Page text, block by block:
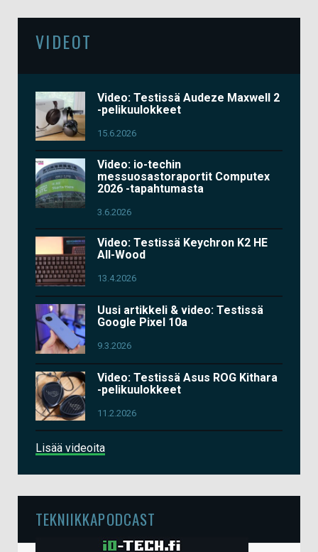
VIDEOT
Video: Testissä Audeze Maxwell 2
-pelikuulokkeet
15.6.2026
Video: io-techin
messuosastoraportit Computex
2026 -tapahtumasta
3.6.2026
Video: Testissä Keychron K2 HE
All-Wood
13.4.2026
Uusi artikkeli & video: Testissä
Google Pixel 10a
9.3.2026
Video: Testissä Asus ROG Kithara
-pelikuulokkeet
11.2.2026
Lisää videoita
TEKNIIKKAPODCAST